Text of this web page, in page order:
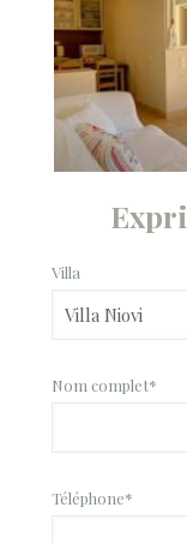
Villa
Nom complet*
Téléphone*